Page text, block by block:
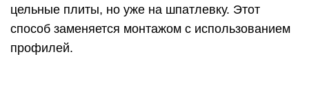
цельные плиты, но уже на шпатлевку. Этот
способ заменяется монтажом с использованием
профилей.